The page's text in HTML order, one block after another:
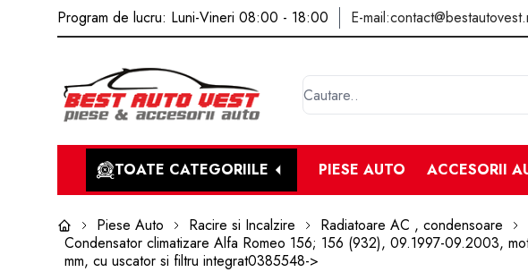
Program de lucru: Luni-Vineri 08:00 - 18:00 E-mail:
TOATE CATEGORIILE PIESE AUTO ACCESORII
Piese Auto Racire si Incalzire
Radiatoare AC , condensoare
Condensator climatizare Alfa Romeo 156; 156 (932), 09.1997-09.2003,
mm, cu uscator si filtru integrat0385548->